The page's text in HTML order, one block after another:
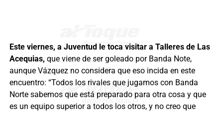
Este viernes, a Juventud le toca visitar a Talleres de Las
Acequias, que viene de ser goleado por Banda Note,
aunque Vázquez no considera que eso incida en este
encuentro: “Todos los rivales que jugamos con Banda
Norte sabemos que está preparado para otra cosa y que
es un equipo superior a todos los otros, y no creo que